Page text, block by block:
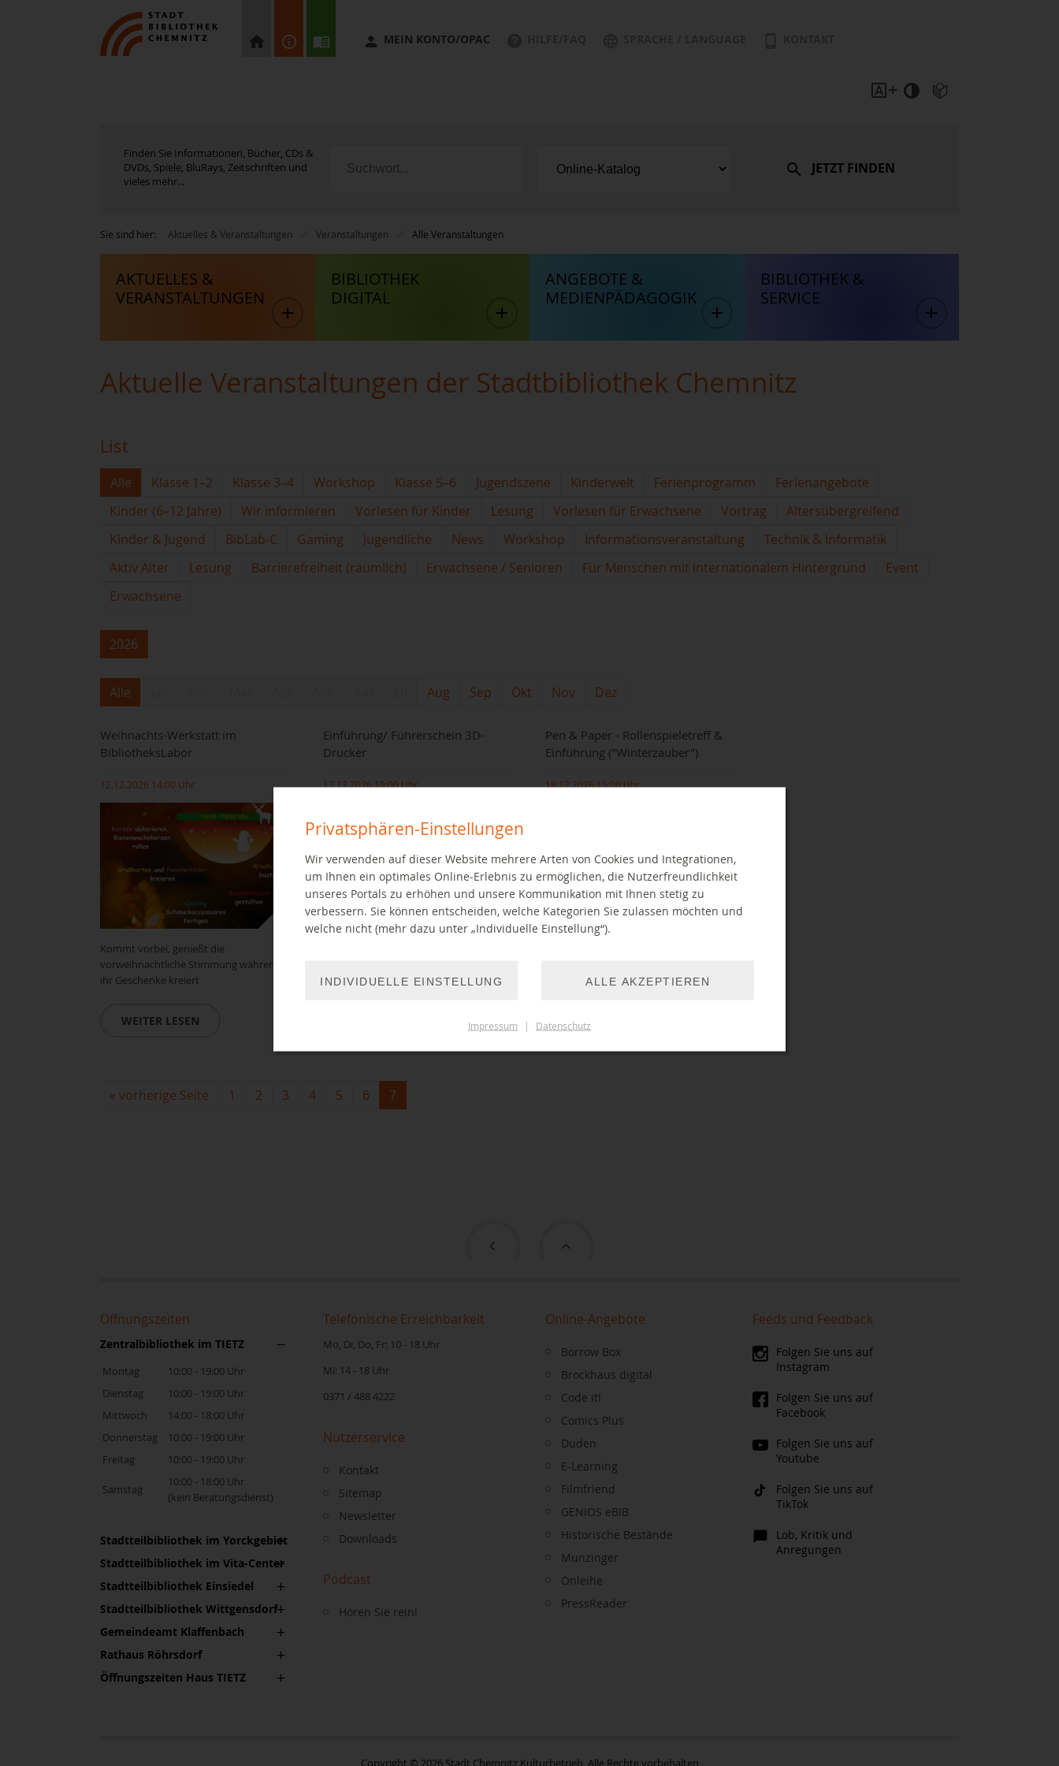
MEIN KONTO/OPAC
Finden Sie Informationen, Bücher, CDs &
DVDs, Spiele, BluRays, Zeitschriften und
vieles mehr...
JETZT FINDEN
Sie sind hier: Aktuelles & Veranstaltungen Veranstaltungen Alle Veranstaltungen
AKTUELLES &
VERANSTALTUNGEN
BIBLIOTHEK
DIGITAL
ANGEBOTE &
MEDIENPÄDAGOGIK
BIBLIOTHEK &
SERVICE
Aktuelle Veranstaltungen der Stadtbibliothek Chemnitz
List
Alle Klasse 1–2 Klasse 3–4 Workshop Klasse 5–6 Jugendszene Kinderwelt Ferienprogramm
Ferienangebote
Kinder (6–12 Jahre)
Wir informieren Vorlesen für Kinder Lesung Vorlesen für Erwachsene Vortrag
Altersübergreifend
Kinder & Jugend
BibLab-C Gaming Jugendliche News Workshop Informationsveranstaltung
Technik & Informatik
Aktiv Älter
Lesung Barrierefreiheit (räumlich) Erwachsene / Senioren Für Menschen mit internationalem Hintergrund
Event
Erwachsene
2026
Alle Aug Sep Okt Nov Dez
Weihnachts-Werkstatt im
BibliotheksLabor
12.12.2026 14:00 Uhr
Kommt vorbei, genießt die
vorweihnachtliche Stimmung während
ihr Geschenke kreiert
WEITER LESEN
Einführung/ Führerschein 3D-
Drucker
17.12.2026 15:00 Uhr
Pen & Paper - Rollenspieletreff &
Einführung ("Winterzauber")
18.12.2026 15:00 Uhr
Paper Rollenspiele
WEITER LESEN
« vorherige Seite 1 2 3 4 5 6 7
Öffnungszeiten
Zentralbibliothek im TIETZ
Montag
10:00 - 19:00 Uhr
Dienstag
10:00 - 19:00 Uhr
Mittwoch
14:00 - 18:00 Uhr
Donnerstag
10:00 - 19:00 Uhr
Freitag
10:00 - 19:00 Uhr
Samstag
10:00 - 18:00 Uhr
(kein Beratungsdienst)
Stadtteilbibliothek im Yorckgebiet
Stadtteilbibliothek im Vita-Center
Stadtteilbibliothek Einsiedel
Stadtteilbibliothek Wittgensdorf
Gemeindeamt Klaffenbach
Rathaus Röhrsdorf
Öffnungszeiten Haus TIETZ
Telefonische Erreichbarkeit
Mo, Di, Do, Fr: 10 - 18 Uhr
Mi: 14 - 18 Uhr
0371 / 488 4222
Nutzerservice
Kontakt
Sitemap
Newsletter
Downloads
Podcast
Hören Sie rein!
Online-Angebote
Borrow Box
Brockhaus digital
Code it!
Comics Plus
Duden
E-Learning
Filmfriend
GENIOS eBIB
Historische Bestände
Munzinger
Onleihe
PressReader
Feeds und Feedback
Folgen Sie uns auf
Instagram
Folgen Sie uns auf
Facebook
Folgen Sie uns auf
Youtube
Folgen Sie uns auf
TikTok
Lob, Kritik und
Anregungen
Copyright © 2026 Stadt Chemnitz Kulturbetrieb, Alle Rechte vorbehalten
Privatsphären-Einstellungen
Wir verwenden auf dieser Website mehrere Arten von Cookies und Integrationen,
um Ihnen ein optimales Online-Erlebnis zu ermöglichen, die Nutzerfreundlichkeit
unseres Portals zu erhöhen und unsere Kommunikation mit Ihnen stetig zu
verbessern. Sie können entscheiden, welche Kategorien Sie zulassen möchten und
welche nicht (mehr dazu unter „Individuelle Einstellung“).
INDIVIDUELLE EINSTELLUNG ALLE AKZEPTIEREN
Impressum | Datenschutz